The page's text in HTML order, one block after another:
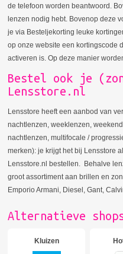
de telefoon worden beantwoord.
lenzen nodig hebt. Bovenop deze
je via Besteljekorting leuke
op onze website een kortingscode
activeren is. Op deze manier
Bestel ook je
Lensstore.nl
Lensstore heeft een aanbod van
nachtlenzen, weeklenzen,
nachtlenzen, multifocale /
merken): je krijgt het bij Lensstore
Lensstore.nl bestellen. Behalve
groot assortiment aan brillen en
Emporio Armani, Diesel, Gant,
Alternatieve
Kluizen